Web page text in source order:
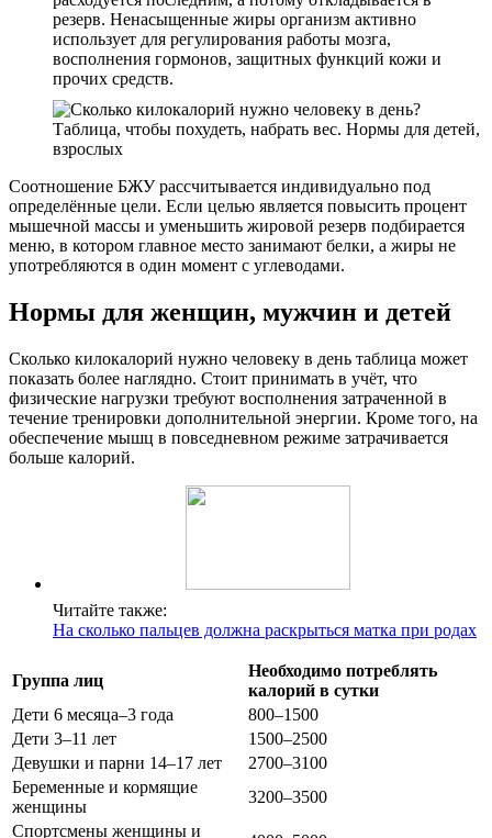
резерв. Ненасыщенные жиры организм активно
использует для регулирования работы мозга,
восполнения гормонов, защитных функций кожи и
прочих средств.
Соотношение БЖУ рассчитывается индивидуально под
определённые цели. Если целью является повысить процент
мышечной массы и уменьшить жировой резерв подбирается
меню, в котором главное место занимают белки, а жиры не
употребляются в один момент с углеводами.
Нормы для женщин, мужчин и детей
Сколько килокалорий нужно человеку в день таблица может
показать более наглядно. Стоит принимать в учёт, что
физические нагрузки требуют восполнения затраченной в
течение тренировки дополнительной энергии. Кроме того, на
обеспечение мышц в повседневном режиме затрачивается
больше калорий.
Читайте также:
На сколько пальцев должна раскрыться матка при родах
Группа лиц
Необходимо потреблять
калорий в сутки
Дети 6 месяца–3 года
800–1500
Дети 3–11 лет
1500–2500
Девушки и парни 14–17 лет
2700–3100
Беременные и кормящие
женщины
3200–3500
Спортсмены женщины и